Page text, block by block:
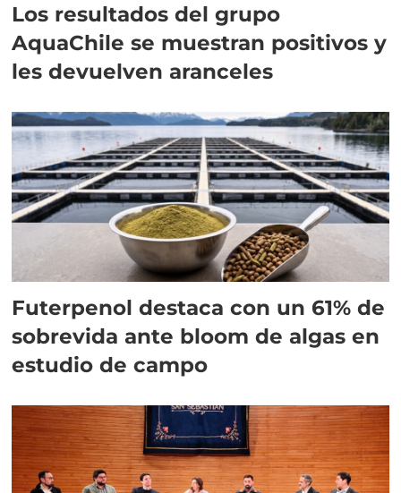
Los resultados del grupo
AquaChile se muestran positivos y
les devuelven aranceles
Futerpenol destaca con un 61% de
sobrevida ante bloom de algas en
estudio de campo